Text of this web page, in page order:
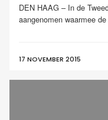
DEN HAAG – In de
aangenomen waarmee
17 NOVEMBER 2015